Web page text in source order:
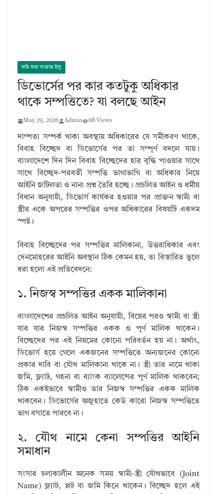
জমি জমা সংক্রান্ত ইস্যু
ডিভোর্সের পর কার কতটুকু অধিকার
থাকে সম্পত্তিতে? যা বলছে আইন
May 29, 2026 Admin 118 Views
দাম্পত্য সম্পর্ক থাকা অবস্থায় অধিকারের যে সমীকরণ থাকে,
বিবাহ বিচ্ছেদ বা ডিভোর্সের পর তা সম্পূর্ণ বদলে যায়।
বাংলাদেশে দিন দিন বিবাহ বিচ্ছেদের হার বৃদ্ধি পাওয়ার সাথে
সাথে বিচ্ছেদ-পরবর্তী সম্পত্তি ভাগাভাগি বা অধিকার নিয়ে
আইনি জটিলতা ও নানা প্রশ্ন তৈরি হচ্ছে। প্রচলিত আইন ও ধর্মীয়
বিধান অনুযায়ী, ডিভোর্স কার্যকর হওয়ার পর প্রাক্তন স্বামী বা
স্ত্রীর একে অপরের সম্পত্তির ওপর অধিকারের বিষয়টি একদম
স্পষ্ট।
বিবাহ বিচ্ছেদের পর সম্পত্তির মালিকানা, উত্তরাধিকার এবং
দেনমোহরের আইনি অবস্থান ঠিক কেমন হয়, তা বিস্তারিত তুলে
ধরা হলো এই প্রতিবেদনে:
১. নিজস্ব সম্পত্তির একক মালিকানা
বাংলাদেশের প্রচলিত আইন অনুযায়ী, বিয়ের পরও স্বামী বা স্ত্রী
যার যার নিজস্ব সম্পত্তির একক ও পূর্ণ মালিক থাকেন।
বিচ্ছেদের পর এই নিয়মের কোনো পরিবর্তন হয় না। অর্থাৎ,
ডিভোর্স হয়ে গেলে একজনের সম্পত্তিতে অন্যজনের কোনো
প্রকার দাবি বা যৌথ মালিকানা থাকে না। স্ত্রী তার নামে থাকা
জমি, ফ্ল্যাট, গহনা বা ব্যাংক ব্যালেন্সের পূর্ণ মালিক থাকবেন;
ঠিক একইভাবে স্বামীও তার নিজস্ব সম্পত্তির একক মালিক
থাকবেন। ডিভোর্সের অজুহাতে কেউ কারো নিজস্ব সম্পত্তিতে
ভাগ বসাতে পারবে না।
২. যৌথ নামে কেনা সম্পত্তির আইনি
সমাধান
সংসার চলাকালীন অনেক সময় স্বামী-স্ত্রী যৌথভাবে (Joint
Name) ফ্ল্যাট, প্লট বা জমি কিনে থাকেন। বিচ্ছেদ হলে এই